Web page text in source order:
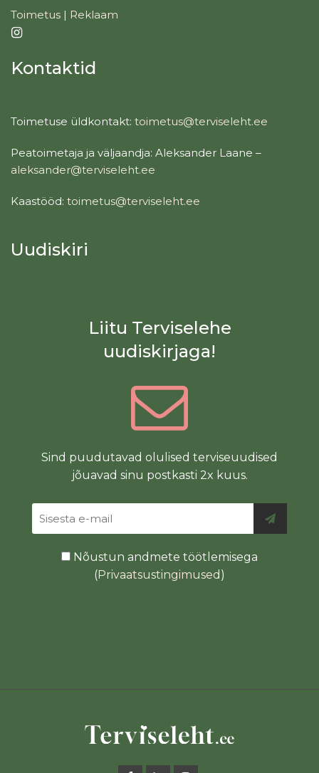
Toimetus | Reklaam
Kontaktid
Toimetuse üldkontakt: toimetus@terviseleht.ee
Peatoimetaja ja väljaandja: Aleksander Laane –
aleksander@terviseleht.ee
Kaastööd: toimetus@terviseleht.ee
Uudiskiri
Liitu Terviselehe
uudiskirjaga!
Sind puudutavad olulised terviseuudised
jõuavad sinu postkasti 2x kuus.
Nõustun andmete töötlemisega
(Privaatsustingimused )